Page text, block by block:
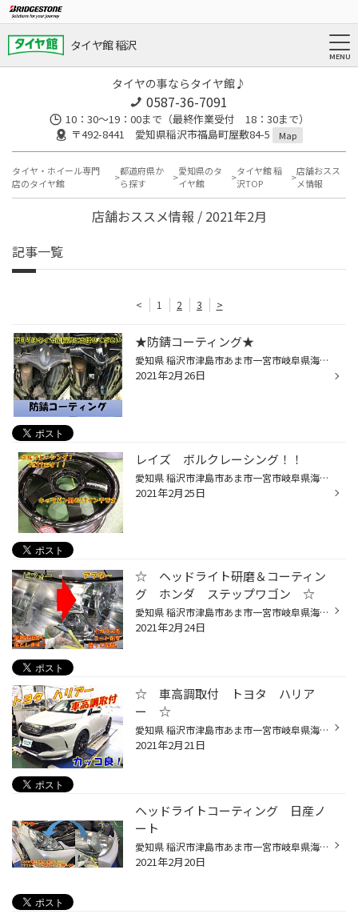
タイヤ館 稲沢
タイヤの事ならタイヤ館♪
0587-36-7091
10：30～19：00まで（最終作業受付 18：30まで）
〒492-8441 愛知県稲沢市福島町屋敷84-5
Map
タイヤ・ホイール専門
店のタイヤ館
都道府県か
ら探す
愛知県のタ
イヤ館
タイヤ館 稲
沢TOP
店舗おスス
メ情報
店舗おススメ情報 / 2021年2月
記事一覧
< 1 2 3 >
★防錆コーティング★
愛知県 稲沢市津島市あま市一宮市岐阜県海津市その他近隣のみなさま こんにちは(∵) エンジン オイル交換 も出来る お店愛知県稲沢市福島町のタイヤ館稲沢です。 パンク 補償 サービス も始まりました。 【祝】スマホ決済が導入されました！ d払い、ペイペイ活用できますので是非ご利用ください＾＾ ...
2021年2月26日
レイズ ボルクレーシング！！
愛知県 稲沢市津島市あま市一宮市岐阜県海津市その他近隣のみなさま こんにちは(∵)エンジン オイル交換 も出来る お店愛知県稲沢市福島町のタイヤ館稲沢です。パンク 補償 サービス も始まりました。【祝】スマホ決済が導入されました！d払い、ペイペイ活用できますので是非ご利用ください＾＾新型...
2021年2月25日
☆ ヘッドライト研磨＆コーティン
グ ホンダ ステップワゴン ☆
愛知県 稲沢市津島市あま市一宮市岐阜県海津市その他 近隣のみなさま,こんにちは 今年もお客様の為、全力で取り組む お店 愛知県稲沢市福島町のタイヤ館稲沢です。 パンク 補償 サービス も始めました。 【祝】スマホ決済が導入されました！ d払い、ペイペイ活用できますので是非ご利用ください＾＾...
2021年2月24日
☆ 車高調取付 トヨタ ハリア
ー ☆
愛知県 稲沢市津島市あま市一宮市岐阜県海津市その他近隣のみなさま こんにちは(∵)エンジン オイル交換 も出来る お店愛知県稲沢市福島町のタイヤ館稲沢です。 パンク 補償 サービス も始まりました。 【祝】スマホ決済が導入されました！ d払い、ペイペイ活用できますので是非ご利用ください＾＾ ...
2021年2月21日
ヘッドライトコーティング 日産ノ
ート
愛知県 稲沢市津島市あま市一宮市岐阜県海津市その他 近隣のみなさま,こんにちは 今年もお客様の為、全力で取り組む お店 愛知県稲沢市福島町のタイヤ館稲沢です。 パンク 補償 サービス も始めました。 【祝】スマホ決済が導入されました！ d払い、ペイペイ活用できますので是非ご利用ください＾＾...
2021年2月20日